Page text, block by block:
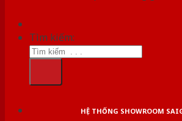
Tìm kiếm:
HỆ THỐNG SHOWROOM